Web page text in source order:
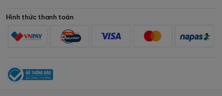
Hình thức thanh toán